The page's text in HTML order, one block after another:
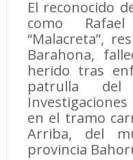
El reconocido
como
“Malacreta”,
Barahona,
herido tras
patrulla del
en el tramo
Arriba, del
provincia